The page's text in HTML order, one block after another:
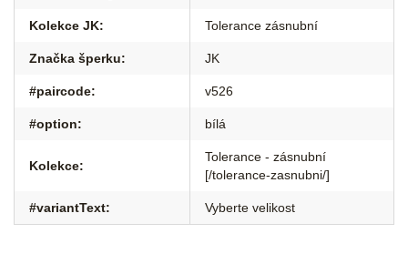
Kolekce JK: Tolerance zásnubní
Značka šperku: JK
#paircode: v526
#option: bílá
Kolekce:
Tolerance - zásnubní
[/tolerance-zasnubni/]
#variantText: Vyberte velikost